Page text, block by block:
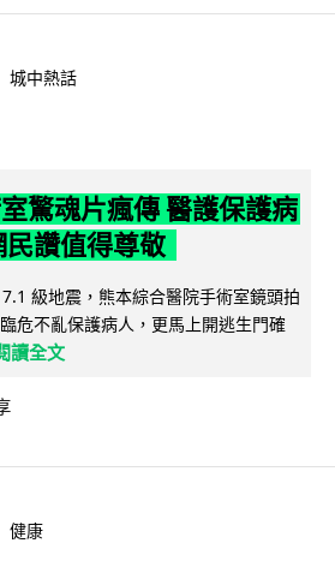
城中熱話
驚魂片瘋傳 醫護保護病
讚值得尊敬
級地震，熊本綜合醫院手術室鏡頭拍
危不亂保護病人，更馬上開逃生門確
讀全文
健康